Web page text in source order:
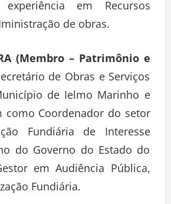
em Recursos
de obras.
(Membro – Patrimônio e
de Obras e Serviços
de Ielmo Marinho e
como Coordenador do setor
Fundiária de Interesse
do Governo do Estado do
em Audiência Pública,
Fundiária.